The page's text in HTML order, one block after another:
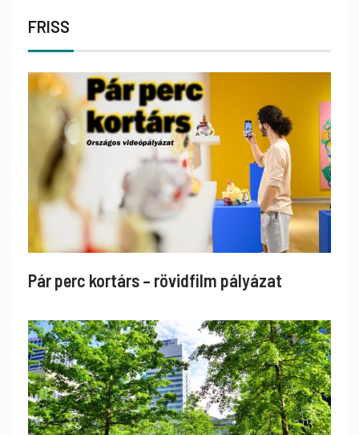
FRISS
Pár perc kortárs – rövidfilm pályázat